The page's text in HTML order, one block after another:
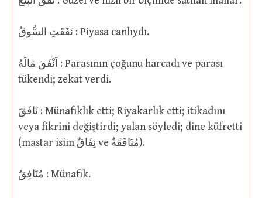
نَفَقَتِ السُّوقُ : Piyasa canlıydı.
اَنْفَقَ مَالَهُ : Parasının çoğunu harcadı ve parası
tükendi; zekat verdi.
نَافَقَ : Münafıklık etti; Riyakarlık etti; itikadını
veya fikrini değiştirdi; yalan söyledi; dine küfretti
(mastar isim نِفَاقٌ ve مُنَافَقَةٌ).
مُنَافِقٌ : Münafık.